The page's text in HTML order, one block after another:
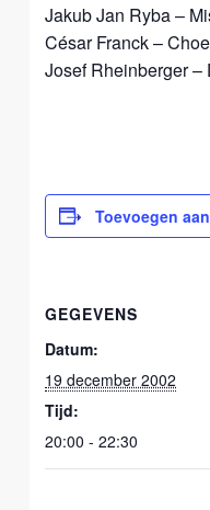
Jakub Jan Ryba –
César Franck –
Josef Rheinberger –
Toevoegen
GEGEVENS
Datum:
19 december 2002
Tijd:
20:00 - 22:30